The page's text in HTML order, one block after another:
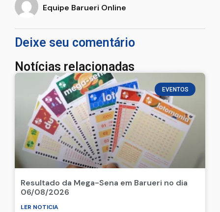
Equipe Barueri Online
Deixe seu comentário
Notícias relacionadas
EVENTOS
Resultado da Mega-Sena em Barueri no dia
06/08/2026
LER NOTICIA